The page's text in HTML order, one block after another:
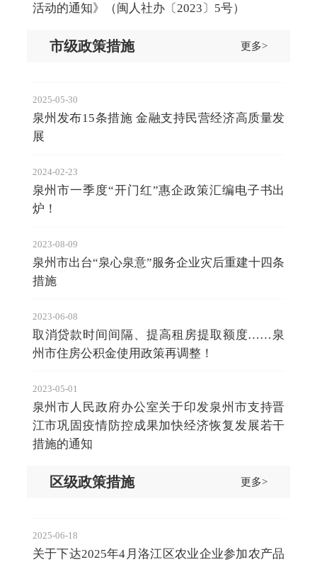
活动的通知》（闽人社办〔2023〕5号）
市级政策措施 更多>
2025-05-30
泉州发布15条措施 金融支持民营经济高质量发
展
2024-02-23
泉州市一季度“开门红”惠企政策汇编电子书出
炉！
2023-08-09
泉州市出台“泉心泉意”服务企业灾后重建十四条
措施
2023-06-08
取消贷款时间间隔、提高租房提取额度……泉
州市住房公积金使用政策再调整！
2023-05-01
泉州市人民政府办公室关于印发泉州市支持晋
江市巩固疫情防控成果加快经济恢复发展若干
措施的通知
区级政策措施 更多>
2025-06-18
关于下达2025年4月洛江区农业企业参加农产品